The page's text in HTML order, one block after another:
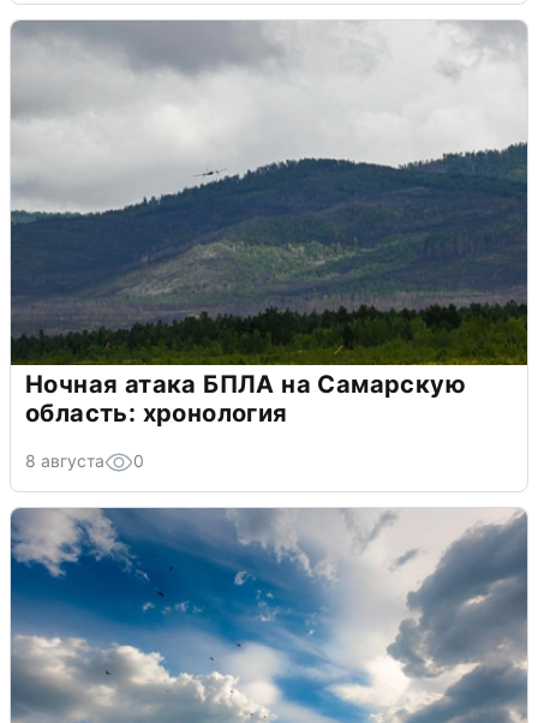
Ночная атака БПЛА на Самарскую
область: хронология
8 августа 0